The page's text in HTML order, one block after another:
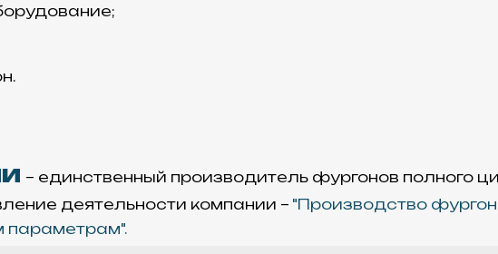
– единственный производитель фургонов полного
деятельности компании – "Производство
параметрам".